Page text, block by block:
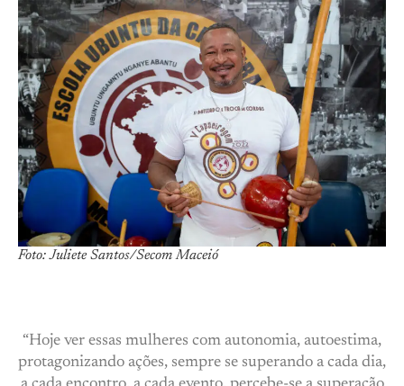
Foto: Juliete Santos/Secom Maceió
“Hoje ver essas mulheres com autonomia, autoestima,
protagonizando ações, sempre se superando a cada dia,